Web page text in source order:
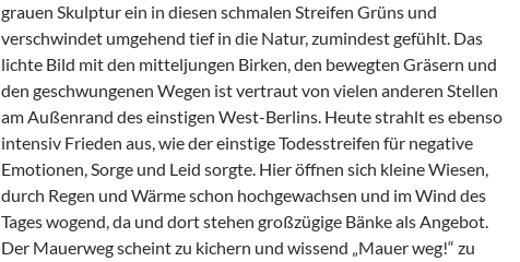
grauen Skulptur ein in diesen schmalen Streifen Grüns und
verschwindet umgehend tief in die Natur, zumindest gefühlt. Das
lichte Bild mit den mitteljungen Birken, den bewegten Gräsern und
den geschwungenen Wegen ist vertraut von vielen anderen Stellen
am Außenrand des einstigen West-Berlins. Heute strahlt es ebenso
intensiv Frieden aus, wie der einstige Todesstreifen für negative
Emotionen, Sorge und Leid sorgte. Hier öffnen sich kleine Wiesen,
durch Regen und Wärme schon hochgewachsen und im Wind des
Tages wogend, da und dort stehen großzügige Bänke als Angebot.
Der Mauerweg scheint zu kichern und wissend „Mauer weg!“ zu